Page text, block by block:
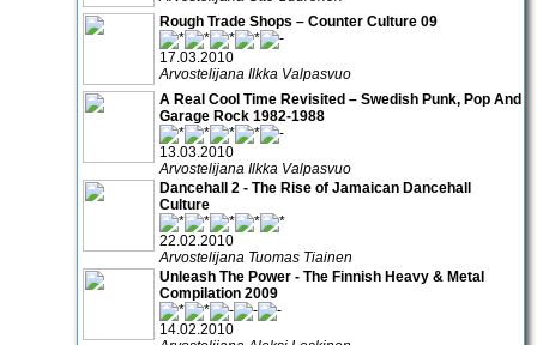
Rough Trade Shops – Counter Culture 09
17.03.2010
Arvostelijana Ilkka Valpasvuo
A Real Cool Time Revisited – Swedish Punk, Pop And
Garage Rock 1982-1988
13.03.2010
Arvostelijana Ilkka Valpasvuo
Dancehall 2 - The Rise of Jamaican Dancehall
Culture
22.02.2010
Arvostelijana Tuomas Tiainen
Unleash The Power - The Finnish Heavy & Metal
Compilation 2009
14.02.2010